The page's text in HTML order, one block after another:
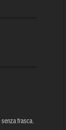
frasca.